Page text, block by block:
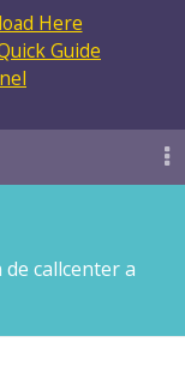
Here
Guide
callcenter a